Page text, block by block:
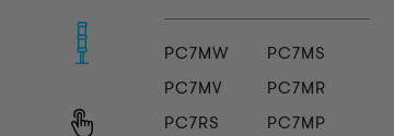
PC7MW
PC7MS
PC7MV
PC7MR
PC7RS
PC7MP